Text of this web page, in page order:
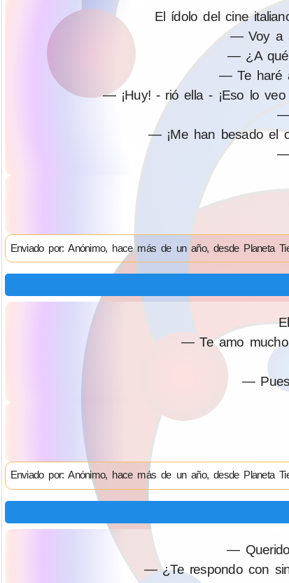
El ídolo del cine
— Voy a
— ¿A qué
— Te haré
— ¡Huy! - rió ella - ¡Eso lo
—
— ¡Me han besado el
—
Enviado por: Anónimo, hace más de un año, desde Planeta
— Te amo
— Pues
Enviado por: Anónimo, hace más de un año, desde Planeta
—
— ¿Te respondo con